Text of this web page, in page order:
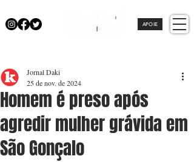
APOIE
Homem é preso após
agredir mulher grávida em
São Gonçalo
Jornal Daki
25 de nov. de 2024